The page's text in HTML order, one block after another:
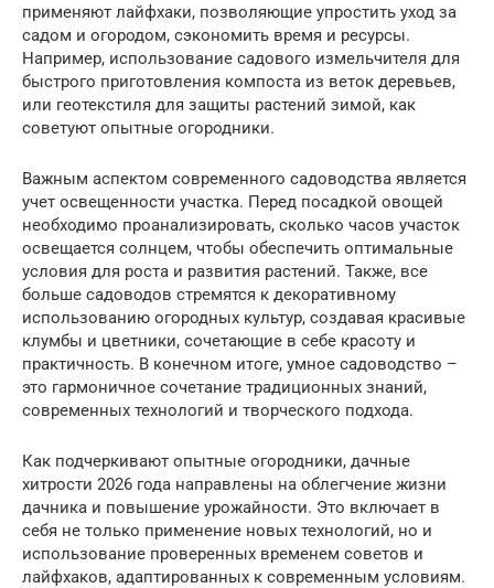
применяют лайфхаки, позволяющие упростить уход за
садом и огородом, сэкономить время и ресурсы.
Например, использование садового измельчителя для
быстрого приготовления компоста из веток деревьев,
или геотекстиля для защиты растений зимой, как
советуют опытные огородники.
Важным аспектом современного садоводства является
учет освещенности участка. Перед посадкой овощей
необходимо проанализировать, сколько часов участок
освещается солнцем, чтобы обеспечить оптимальные
условия для роста и развития растений. Также, все
больше садоводов стремятся к декоративному
использованию огородных культур, создавая красивые
клумбы и цветники, сочетающие в себе красоту и
практичность. В конечном итоге, умное садоводство –
это гармоничное сочетание традиционных знаний,
современных технологий и творческого подхода.
Как подчеркивают опытные огородники, дачные
хитрости 2026 года направлены на облегчение жизни
дачника и повышение урожайности. Это включает в
себя не только применение новых технологий, но и
использование проверенных временем советов и
лайфхаков, адаптированных к современным условиям.